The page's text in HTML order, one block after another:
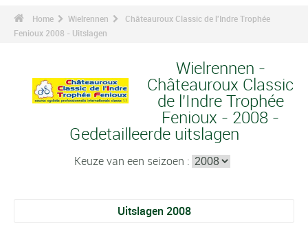
Home Wielrennen
Châteauroux Classic de l'Indre Trophée
Fenioux 2008 - Uitslagen
Wielrennen -
Châteauroux Classic
de l'Indre Trophée
Fenioux - 2008 -
Gedetailleerde uitslagen
Keuze van een seizoen :
Uitslagen 2008